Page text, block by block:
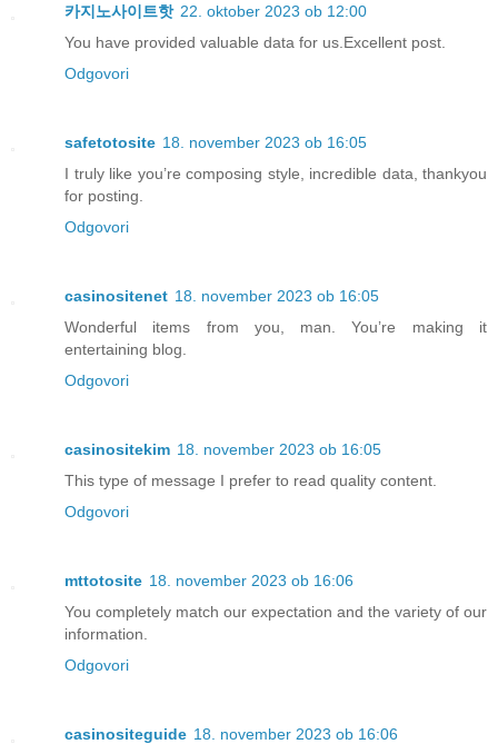
카지노사이트핫 22. oktober 2023 ob 12:00
You have provided valuable data for us.Excellent post.
Odgovori
safetotosite 18. november 2023 ob 16:05
I truly like you’re composing style, incredible data, thankyou
for posting.
Odgovori
casinositenet 18. november 2023 ob 16:05
Wonderful items from you, man. You’re making it
entertaining blog.
Odgovori
casinositekim 18. november 2023 ob 16:05
This type of message I prefer to read quality content.
Odgovori
mttotosite 18. november 2023 ob 16:06
You completely match our expectation and the variety of our
information.
Odgovori
casinositeguide 18. november 2023 ob 16:06